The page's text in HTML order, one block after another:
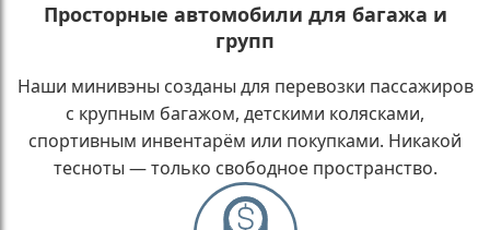
Просторные автомобили для багажа и
групп
Наши минивэны созданы для перевозки пассажиров
с крупным багажом, детскими колясками,
спортивным инвентарём или покупками. Никакой
тесноты — только свободное пространство.